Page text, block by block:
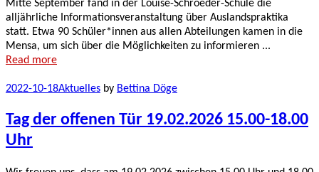
Mitte September fand in der Louise-Schroeder-Schule die
alljährliche Informationsveranstaltung über Auslandspraktika
statt. Etwa 90 Schüler*innen aus allen Abteilungen kamen in die
Mensa, um sich über die Möglichkeiten zu informieren ...
Read more
2022-10-18Aktuelles by Bettina Döge
Tag der offenen Tür 19.02.2026 15.00-18.00
Uhr